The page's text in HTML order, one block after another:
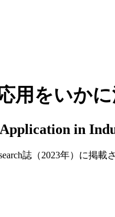
用をいか
in
誌（2023年）に掲載